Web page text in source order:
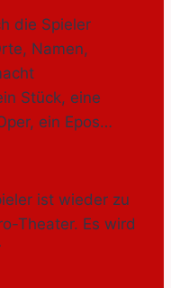
die Spieler
Namen,
Stück, eine
ein Epos…
ist wieder zu
Theater. Es wird